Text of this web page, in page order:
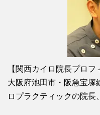
【関西カイロ院長プロフ
大阪府池田市・阪急宝塚
ロプラクティックの院長